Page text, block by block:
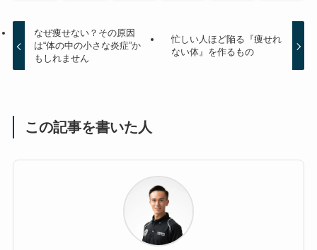
なぜ痩せない？その原因
は“体の中の小さな炎症”か
もしれません
忙しい人ほど陥る『痩せれ
ない体』を作るもの
この記事を書いた人